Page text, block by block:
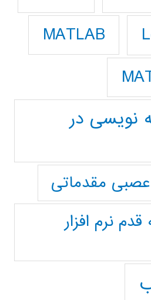
MATLAB
نویسی در
مقدماتی
نرم افزار